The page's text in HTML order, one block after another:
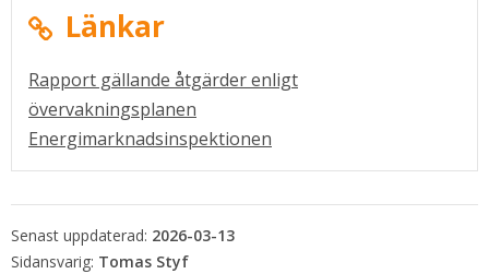
Länkar
Rapport gällande åtgärder enligt
övervakningsplanen
Energimarknadsinspektionen
Senast uppdaterad: 2026-03-13
Tomas Styf